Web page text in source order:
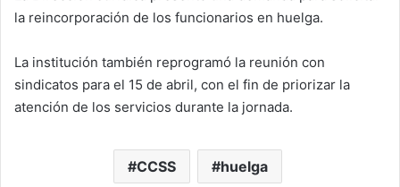
la reincorporación de los funcionarios en huelga.
La institución también reprogramó la reunión con
sindicatos para el 15 de abril, con el fin de priorizar la
atención de los servicios durante la jornada.
CCSS huelga